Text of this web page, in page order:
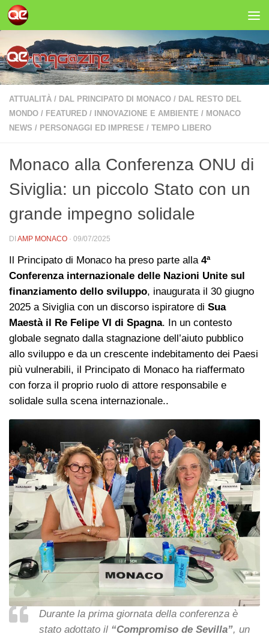
Salta al contenuto
ATTUALITÀ / DAL PRINCIPATO DI MONACO / DAL RESTO DEL
MONDO / FEATURED / INNOVAZIONE E AMBIENTE / MONACO
NEWS / PERSONAGGI ED IMPRESE / TEMPO LIBERO
Monaco alla Conferenza ONU di
Siviglia: un piccolo Stato con un
grande impegno solidale
DI AMP MONACO · 09/07/2025
Il Principato di Monaco ha preso parte alla 4ª
Conferenza internazionale delle Nazioni Unite sul
finanziamento dello sviluppo, inaugurata il 30 giugno
2025 a Siviglia con un discorso ispiratore di Sua
Maestà il Re Felipe VI di Spagna. In un contesto
globale segnato dalla stagnazione dell’aiuto pubblico
allo sviluppo e da un crescente indebitamento dei Paesi
più vulnerabili, il Principato di Monaco ha riaffermato
con forza il proprio ruolo di attore responsabile e
solidale sulla scena internazionale..
Durante la prima giornata della conferenza è
stato adottato il “Compromiso de Sevilla”, un